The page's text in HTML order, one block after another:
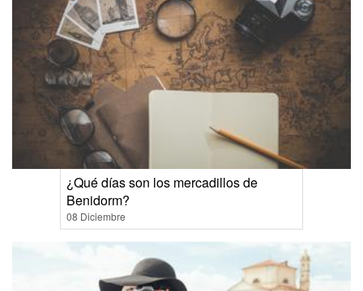
¿Qué días son los mercadillos de
Benidorm?
08 Diciembre